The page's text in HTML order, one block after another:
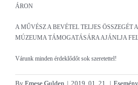
ÁRON
A MŰVÉSZ A BEVÉTEL TELJES ÖSSZEGÉT
MÚZEUMA TÁMOGATÁSÁRA AJÁNLJA
Várunk minden érdeklődőt sok szeretettel!
By Emese Gulden | 2019. 01. 21. |